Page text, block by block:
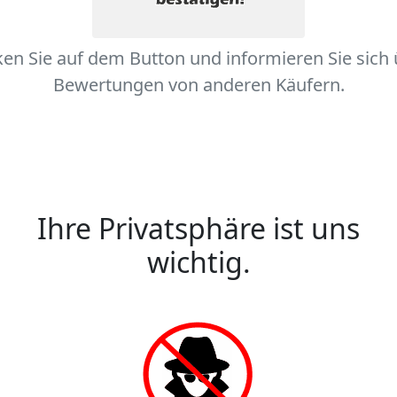
Sie auf dem Button und informieren Sie sich
Bewertungen von anderen Käufern.
Ihre Privatsphäre ist uns
wichtig.